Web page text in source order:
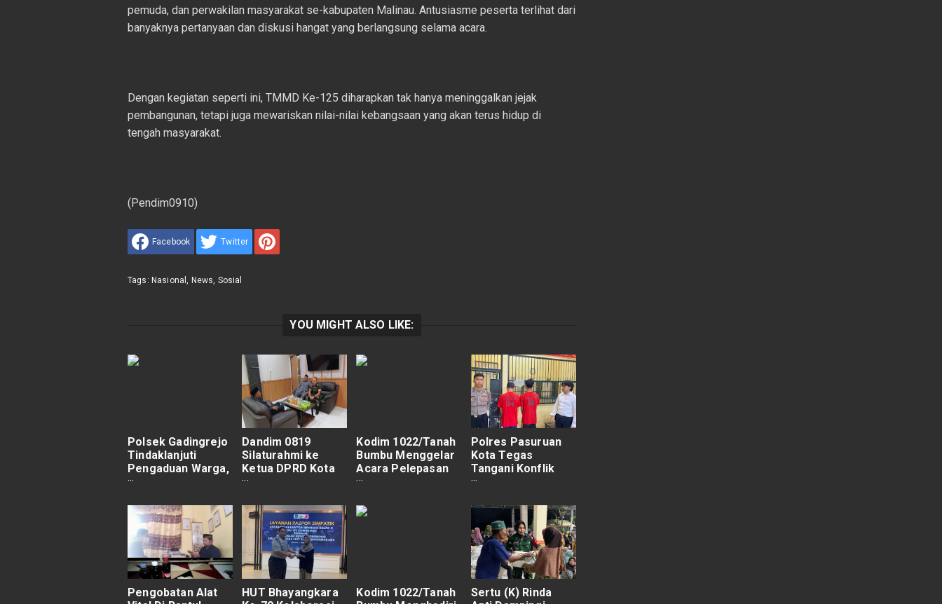
pemuda, dan perwakilan masyarakat se-kabupaten Malinau. Antusiasme peserta terlihat dari
banyaknya pertanyaan dan diskusi hangat yang berlangsung selama acara.
Dengan kegiatan seperti ini, TMMD Ke-125 diharapkan tak hanya meninggalkan jejak
pembangunan, tetapi juga mewariskan nilai-nilai kebangsaan yang akan terus hidup di
tengah masyarakat.
(Pendim0910)
Facebook Twitter
Tags: Nasional, News, Sosial
YOU MIGHT ALSO LIKE:
Polsek Gadingrejo
Tindaklanjuti
Pengaduan Warga,
Pastikan Lapangan
Aktivitas
Meresahkan
Dandim 0819
Silaturahmi ke
Ketua DPRD Kota
Pasuruan
Kodim 1022/Tanah
Bumbu Menggelar
Acara Pelepasan
Dan Purna Tugas
1022/Tanah Bumbu
Polres Pasuruan
Kota Tegas
Tangani Konflik
Antar Perguruan
Pengobatan Alat
HUT Bhayangkara
Kodim 1022/Tanah
Sertu (K) Rinda